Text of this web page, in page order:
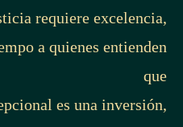
requiere excelencia,
a quienes entienden
que
es una inversión,